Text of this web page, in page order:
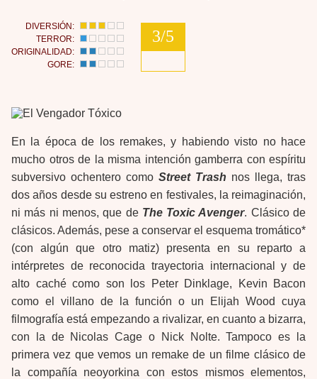
DIVERSIÓN:
TERROR:
ORIGINALIDAD:
GORE:
3/5
En la época de los remakes, y habiendo visto no hace
mucho otros de la misma intención gamberra con espíritu
subversivo ochentero como Street Trash nos llega, tras
dos años desde su estreno en festivales, la reimaginación,
ni más ni menos, que de The Toxic Avenger. Clásico de
clásicos. Además, pese a conservar el esquema tromático*
(con algún que otro matiz) presenta en su reparto a
intérpretes de reconocida trayectoria internacional y de
alto caché como son los Peter Dinklage, Kevin Bacon
como el villano de la función o un Elijah Wood cuya
filmografía está empezando a rivalizar, en cuanto a bizarra,
con la de Nicolas Cage o Nick Nolte. Tampoco es la
primera vez que vemos un remake de un filme clásico de
la compañía neoyorkina con estos mismos elementos,